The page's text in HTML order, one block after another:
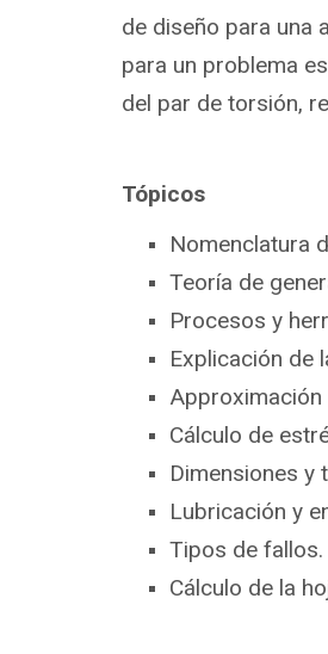
de diseño para una
para un problema
del par de torsión,
Tópicos
Nomenclatura
Teoría de
Procesos y
Explicación de
Approximación
Cálculo de
Dimensiones y
Lubricación y
Tipos de fallos.
Cálculo de la